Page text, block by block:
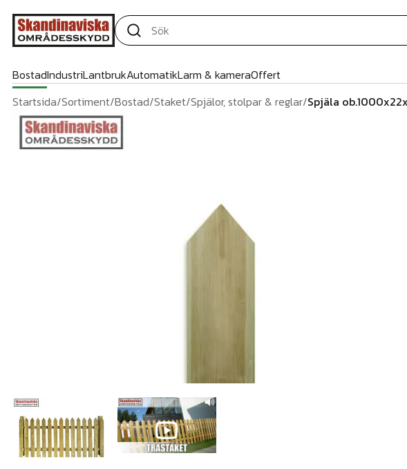
BostadIndustriLantbrukAutomatikLarm & kameraOffert
Startsida/Sortiment/Bostad/Staket/Spjälor, stolpar & reglar/Spjäla